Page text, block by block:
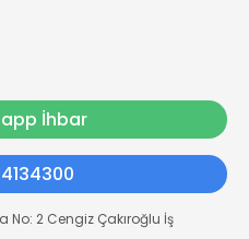
İhbar
No: 2 Cengiz Çakıroğlu İş